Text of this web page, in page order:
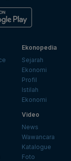
Ekonopedia
Sejarah
Ekonomi
Profil
Istilah
Ekonomi
Video
News
Wawancara
Katalogue
Foto